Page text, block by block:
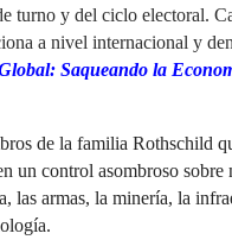
turno y del ciclo electoral.
a nivel internacional y
Saqueando la
de la familia Rothschild
un control asombroso sobre
las armas, la minería, la